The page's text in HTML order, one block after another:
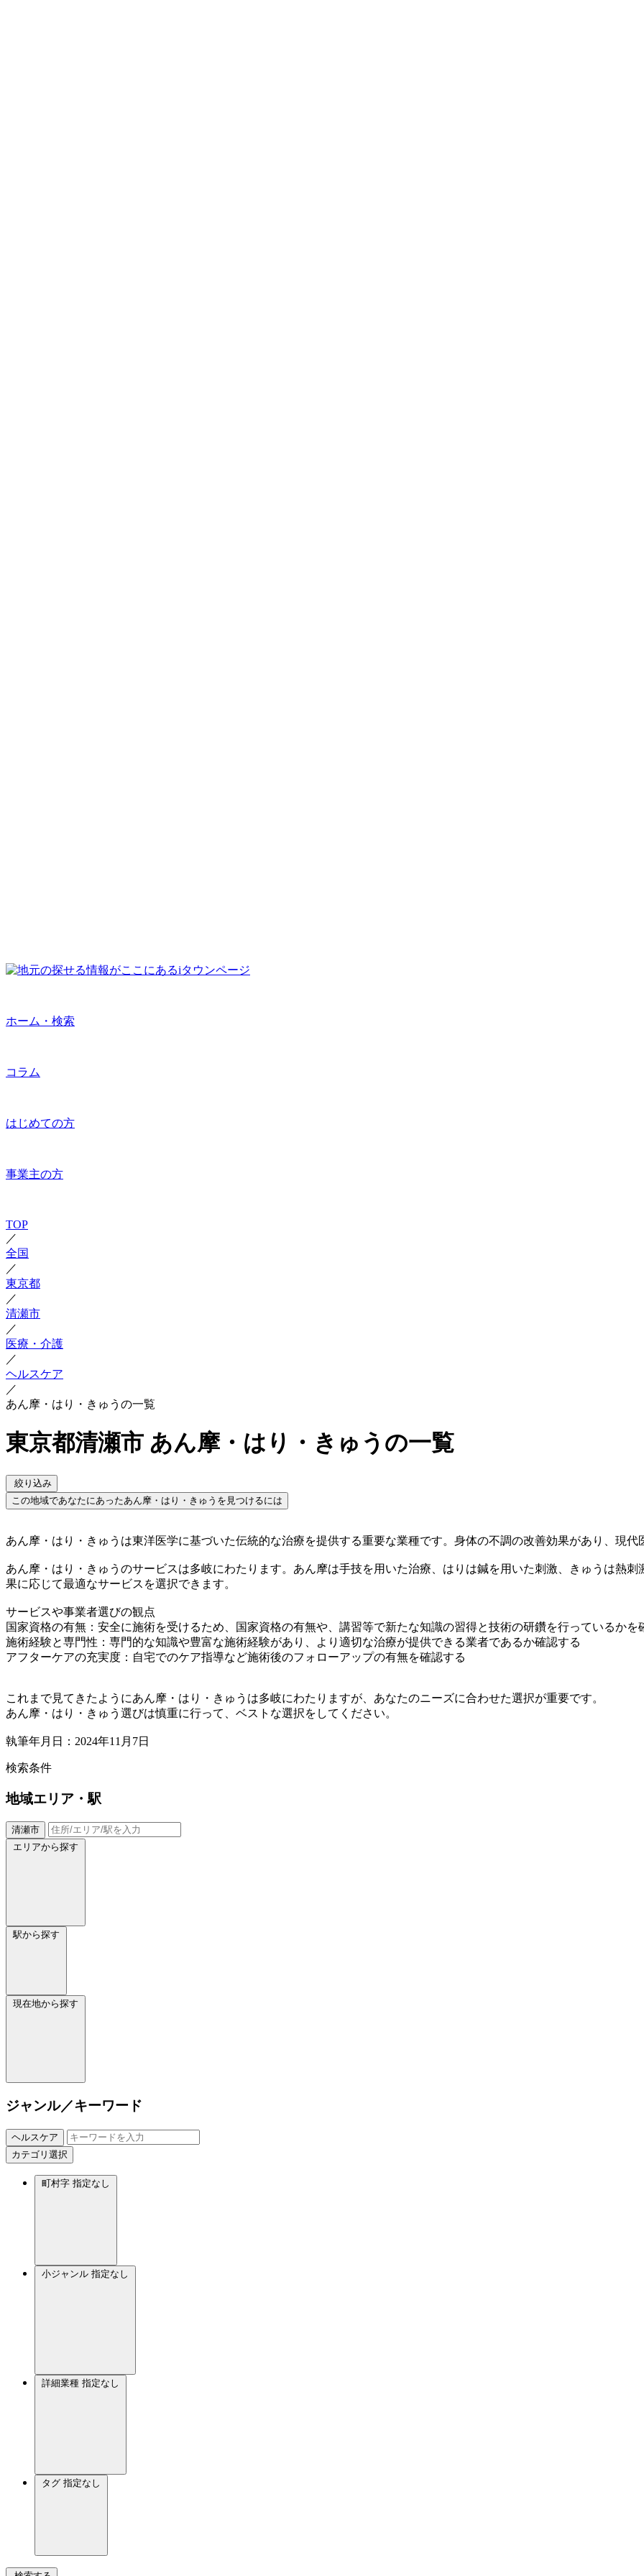
ホーム・検索
コラム
はじめての方
事業主の方
TOP
／
全国
／
東京都
／
清瀬市
／
医療・介護
／
ヘルスケア
／
あん摩・はり・きゅうの一覧
東京都清瀬市 あん摩・はり・きゅうの一覧
絞り込み
この地域であなたにあったあん摩・はり・きゅうを見つけるには
あん摩・はり・きゅうは東洋医学に基づいた伝統的な治療を提供する重要な業種です。身体の不調の改善効果があり、現
あん摩・はり・きゅうのサービスは多岐にわたります。あん摩は手技を用いた治療、はりは鍼を用いた刺激、きゅうは熱
果に応じて最適なサービスを選択できます。
サービスや事業者選びの観点
国家資格の有無：安全に施術を受けるため、国家資格の有無や、講習等で新たな知識の習得と技術の研鑽を行っているかを
施術経験と専門性：専門的な知識や豊富な施術経験があり、より適切な治療が提供できる業者であるか確認する
アフターケアの充実度：自宅でのケア指導など施術後のフォローアップの有無を確認する
これまで見てきたようにあん摩・はり・きゅうは多岐にわたりますが、あなたのニーズに合わせた選択が重要です。
あん摩・はり・きゅう選びは慎重に行って、ベストな選択をしてください。
執筆年月日：2024年11月7日
検索条件
地域エリア・駅
清瀬市
エリアから探す
駅から探す
現在地から探す
ジャンル／キーワード
ヘルスケア
カテゴリ選択
町村字 指定なし
小ジャンル 指定なし
詳細業種 指定なし
タグ 指定なし